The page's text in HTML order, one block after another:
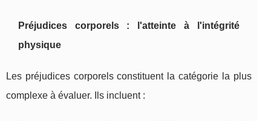
Préjudices corporels : l'atteinte à l'intégrité
physique
Les préjudices corporels constituent la catégorie la plus
complexe à évaluer. Ils incluent :